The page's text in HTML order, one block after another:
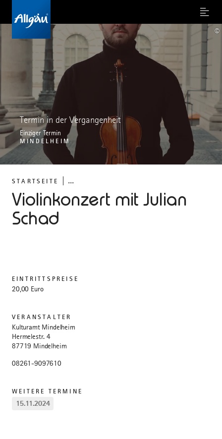
Menu
STARTSEITE ...
Violinkonzert mit Julian
Schad
Termin in der Vergangenheit
Einziger Termin
MINDELHEIM
©
EINTRITTSPREISE
20,00 Euro
VERANSTALTER
Kulturamt Mindelheim
Hermelestr. 4
87719 Mindelheim
08261-9097610
WEITERE TERMINE
15.11.2024